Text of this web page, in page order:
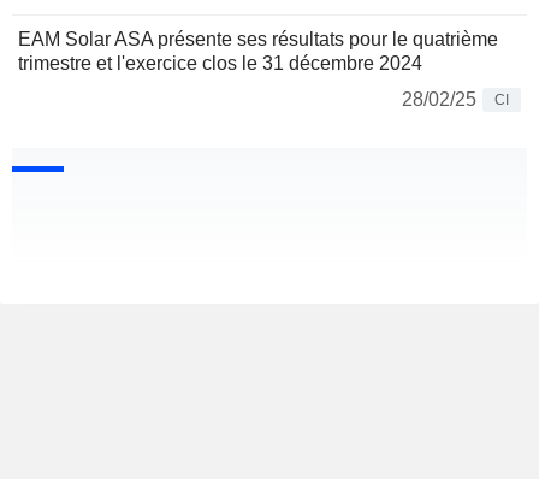
EAM Solar ASA présente ses résultats pour le quatrième
trimestre et l'exercice clos le 31 décembre 2024
28/02/25
CI